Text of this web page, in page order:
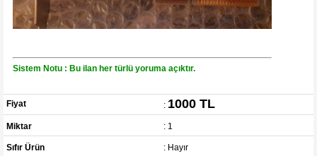
Sistem Notu : Bu ilan her türlü yoruma açıktır.
Fiyat : 1000 TL
Miktar : 1
Sıfır Ürün : Hayır